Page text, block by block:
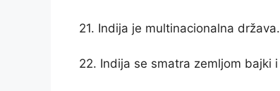
21. Indija je multinacionalna država.
22. Indija se smatra zemljom bajki